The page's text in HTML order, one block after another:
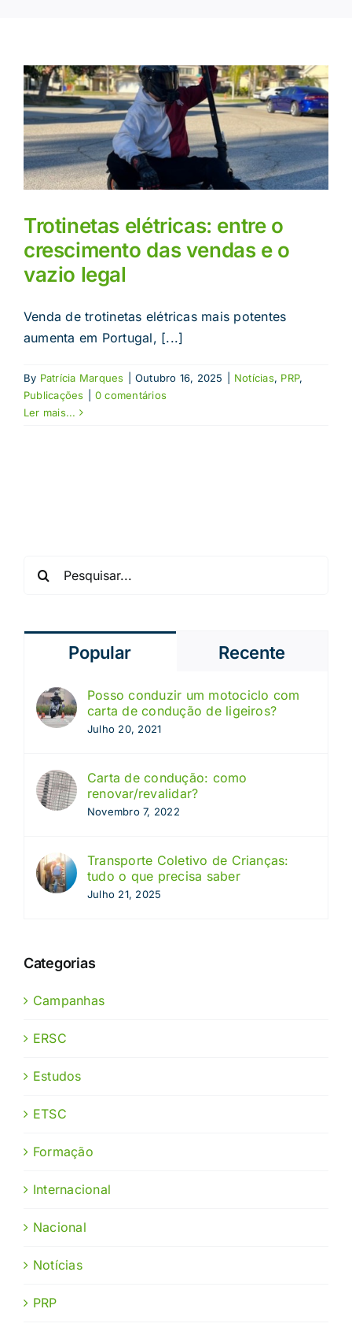
Trotinetas elétricas: entre o
crescimento das vendas e o
vazio legal
Venda de trotinetas elétricas mais potentes
aumenta em Portugal, [...]
By Patrícia Marques Outubro 16, 2025 Notícias, PRP,
Publicações
0 comentários
Ler mais...
Popular Recente
Posso conduzir um motociclo com
carta de condução de ligeiros?
Julho 20, 2021
Carta de condução: como
renovar/revalidar?
Novembro 7, 2022
Transporte Coletivo de Crianças:
tudo o que precisa saber
Julho 21, 2025
Categorias
Campanhas
ERSC
Estudos
ETSC
Formação
Internacional
Nacional
Notícias
PRP